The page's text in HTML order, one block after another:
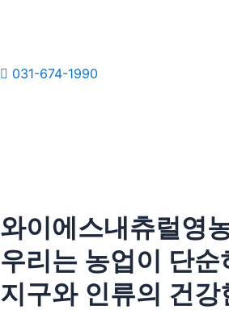
로 031-674-1990
와이에스내츄럴영
우리는 농업이 단
지구와 인류의 건